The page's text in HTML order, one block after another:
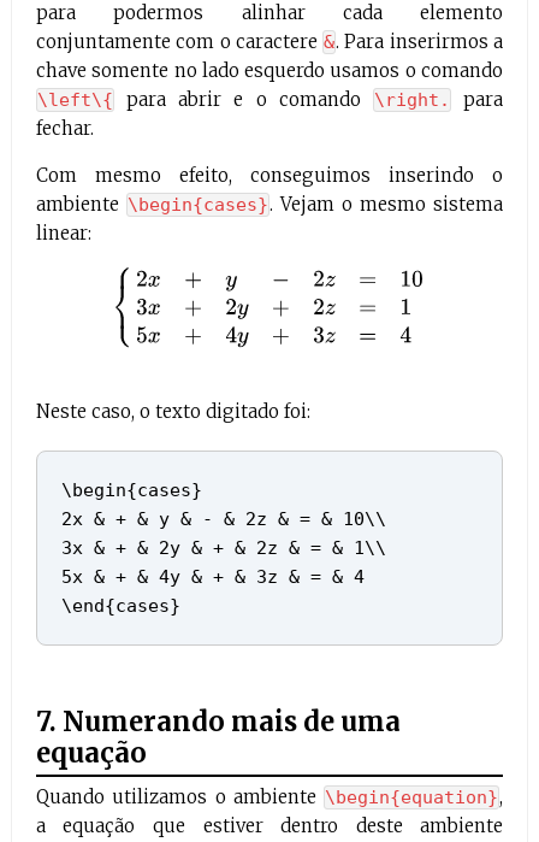
para podermos alinhar cada elemento
conjuntamente com o caractere &. Para inserirmos a
chave somente no lado esquerdo usamos o comando
\left\{ para abrir e o comando \right.
para
fechar.
Com mesmo efeito, conseguimos inserindo o
ambiente \begin{cases}. Vejam o mesmo sistema
linear:
{2 x+y z= 3x +2 15x y+ =4
Neste caso, o texto digitado foi:
\begin{cases}
2x & + & y & - & 2z & = & 10\\
3x & + & 2y & + & 2z & = & 1\\
5x & + & 4y & + & 3z & = & 4
\end{cases}
7. Numerando mais de uma
equação
Quando utilizamos o ambiente \begin{equation},
a equação que estiver dentro deste ambiente